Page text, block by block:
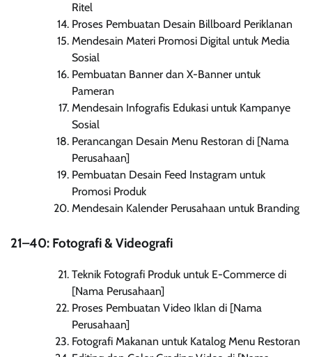
Ritel
Proses Pembuatan Desain Billboard Periklanan
Mendesain Materi Promosi Digital untuk Media
Sosial
Pembuatan Banner dan X-Banner untuk
Pameran
Mendesain Infografis Edukasi untuk Kampanye
Sosial
Perancangan Desain Menu Restoran di [Nama
Perusahaan]
Pembuatan Desain Feed Instagram untuk
Promosi Produk
Mendesain Kalender Perusahaan untuk Branding
21–40: Fotografi & Videografi
Teknik Fotografi Produk untuk E-Commerce di
[Nama Perusahaan]
Proses Pembuatan Video Iklan di [Nama
Perusahaan]
Fotografi Makanan untuk Katalog Menu Restoran